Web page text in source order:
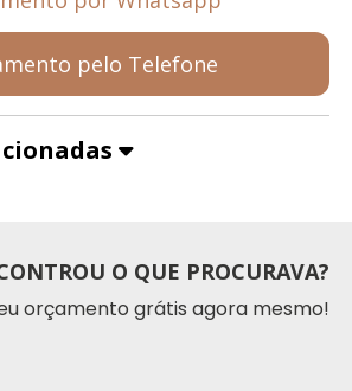
pelo Telefone
O QUE PROCURAVA?
orçamento grátis agora mesmo!